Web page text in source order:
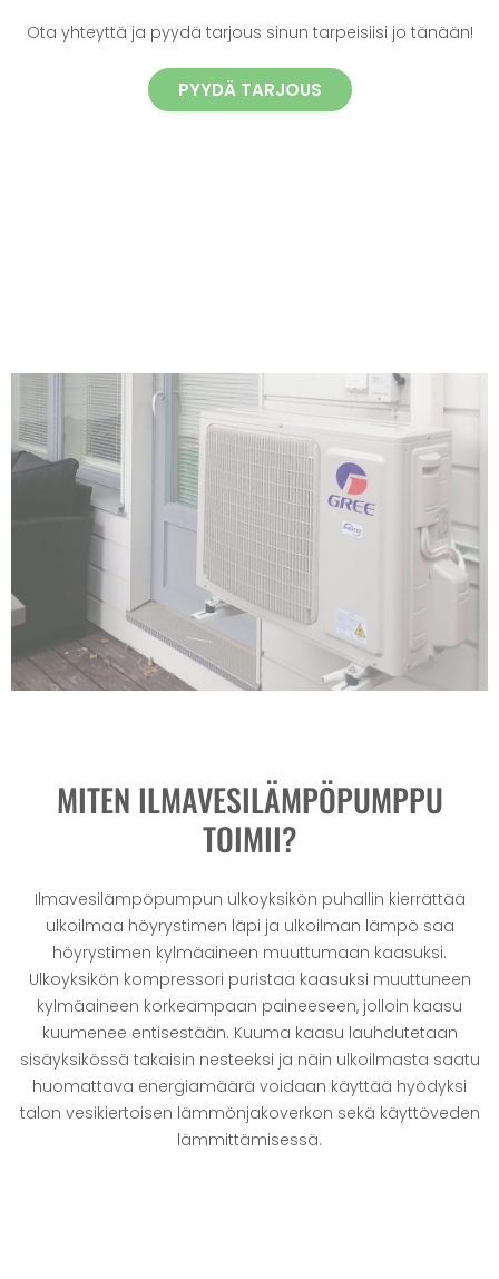
Ota yhteyttä ja pyydä tarjous sinun tarpeisiisi jo tänään!
PYYDÄ TARJOUS
MITEN ILMAVESILÄMPÖPUMPPU
TOIMII?
Ilmavesilämpöpumpun ulkoyksikön puhallin kierrättää
ulkoilmaa höyrystimen läpi ja ulkoilman lämpö saa
höyrystimen kylmäaineen muuttumaan kaasuksi.
Ulkoyksikön kompressori puristaa kaasuksi muuttuneen
kylmäaineen korkeampaan paineeseen, jolloin kaasu
kuumenee entisestään. Kuuma kaasu lauhdutetaan
sisäyksikössä takaisin nesteeksi ja näin ulkoilmasta saatu
huomattava energiamäärä voidaan käyttää hyödyksi
talon vesikiertoisen lämmönjakoverkon sekä käyttöveden
lämmittämisessä.